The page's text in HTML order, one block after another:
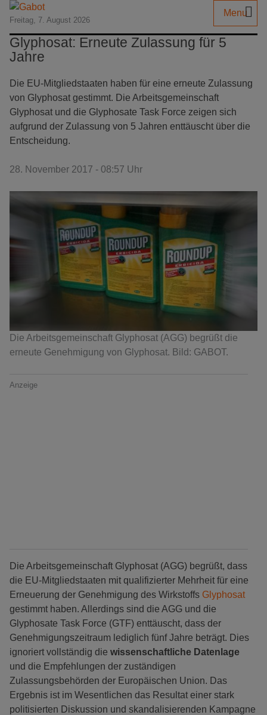
Freitag, 7. August 2026
Menu
Glyphosat: Erneute Zulassung für 5
Jahre
Die EU-Mitgliedstaaten haben für eine erneute Zulassung
von Glyphosat gestimmt. Die Arbeitsgemeinschaft
Glyphosat und die Glyphosate Task Force zeigen sich
aufgrund der Zulassung von 5 Jahren enttäuscht über die
Entscheidung.
28. November 2017 - 08:57 Uhr
Die Arbeitsgemeinschaft Glyphosat (AGG) begrüßt die
erneute Genehmigung von Glyphosat. Bild: GABOT.
Anzeige
Die Arbeitsgemeinschaft Glyphosat (AGG) begrüßt, dass
die EU-Mitgliedstaaten mit qualifizierter Mehrheit für eine
Erneuerung der Genehmigung des Wirkstoffs Glyphosat
gestimmt haben. Allerdings sind die AGG und die
Glyphosate Task Force (GTF) enttäuscht, dass der
Genehmigungszeitraum lediglich fünf Jahre beträgt. Dies
ignoriert vollständig die wissenschaftliche Datenlage
und die Empfehlungen der zuständigen
Zulassungsbehörden der Europäischen Union. Das
Ergebnis ist im Wesentlichen das Resultat einer stark
politisierten Diskussion und skandalisierenden Kampagne